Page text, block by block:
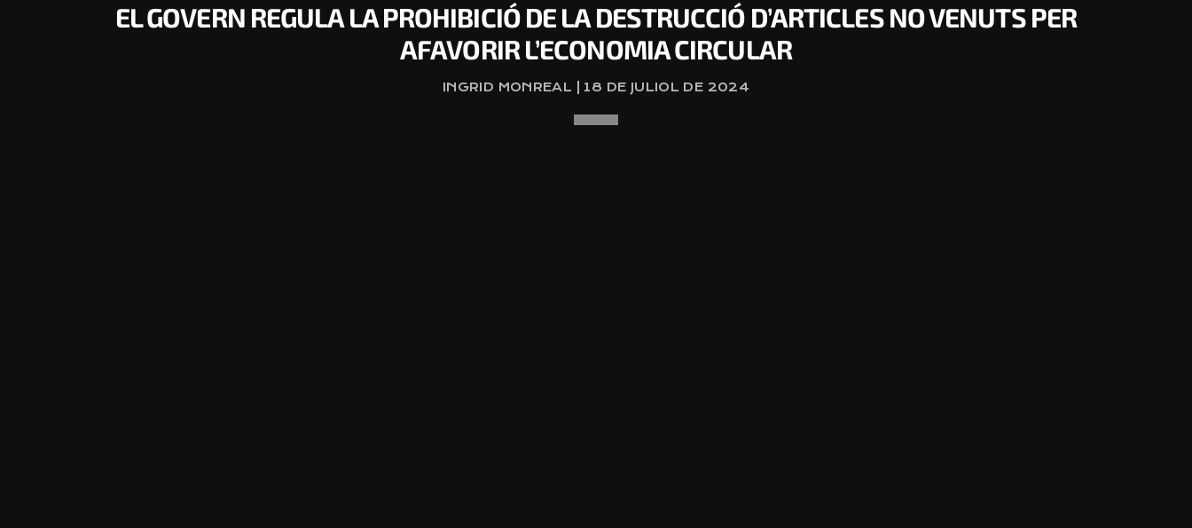
EL GOVERN REGULA LA PROHIBICIÓ DE LA DESTRUCCIÓ D’ARTICLES NO VENUTS PER
AFAVORIR L’ECONOMIA CIRCULAR
INGRID MONREAL | 18 DE JULIOL DE 2024